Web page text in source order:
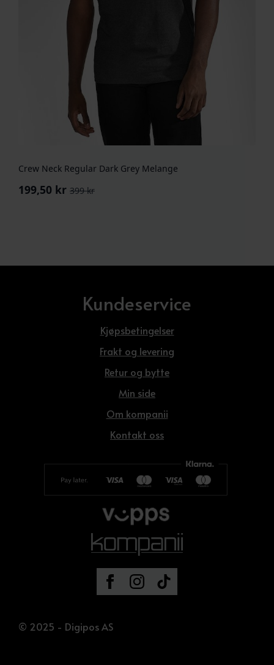
Crew Neck Regular Dark Grey Melange
399kr
Opprinnelig
199,50 kr
Nåværende
Kundeservice
Kjøpsbetingelser
Frakt og levering
Retur og bytte
Min side
Om kompanii
Kontakt oss
© 2025 - Digipos AS